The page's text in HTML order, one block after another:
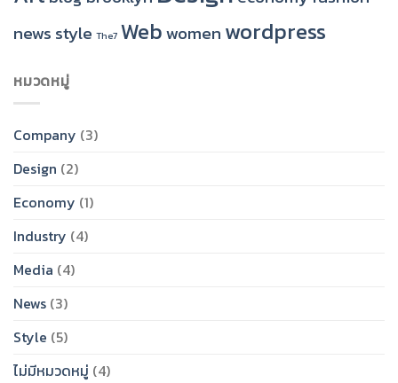
news style The7 Webwomen wordpress
หมวดหมู่
Company (3)
Design (2)
Economy (1)
Industry (4)
Media (4)
News (3)
Style (5)
ไม่มีหมวดหมู่ (4)